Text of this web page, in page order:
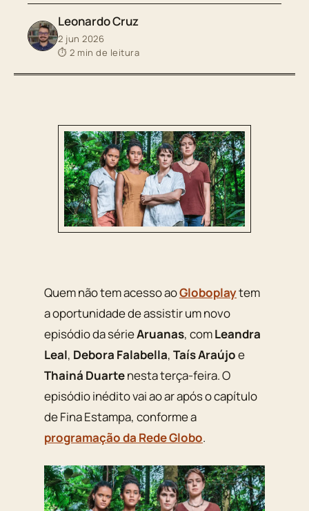
Leonardo Cruz
2 jun 2026
⏱ 2 min de leitura
Quem não tem acesso aoGloboplaytem
a oportunidade de assistir um novo
episódio da sérieAruanas, comLeandra
Leal, Debora Falabella, Taís Araújoe
Thainá Duartenesta terça-feira. O
episódio inédito vai ao ar após o capítulo
de Fina Estampa, conforme a
programação da Rede Globo.